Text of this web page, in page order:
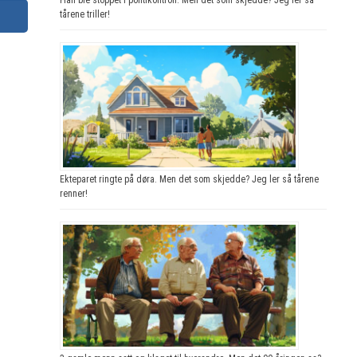
tårene triller!
Ekteparet ringte på døra. Men det som skjedde? Jeg ler så tårene
renner!